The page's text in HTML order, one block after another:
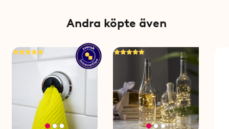
Andra köpte även